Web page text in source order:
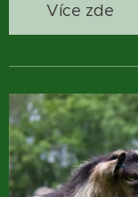
Více zde